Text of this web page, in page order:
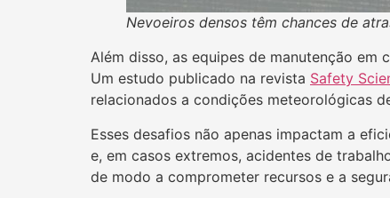
Nevoeiros densos têm chances de
Além disso, as equipes de manutenção em
Um estudo publicado na revista Safety
relacionados a condições meteorológicas
Esses desafios não apenas impactam a
e, em casos extremos, acidentes de
de modo a comprometer recursos e a